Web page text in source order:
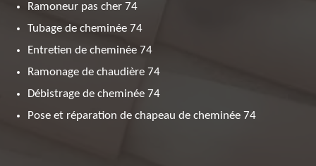
Ramoneur pas cher 74
Tubage de cheminée 74
Entretien de cheminée 74
Ramonage de chaudière 74
Débistrage de cheminée 74
Pose et réparation de chapeau de cheminée 74